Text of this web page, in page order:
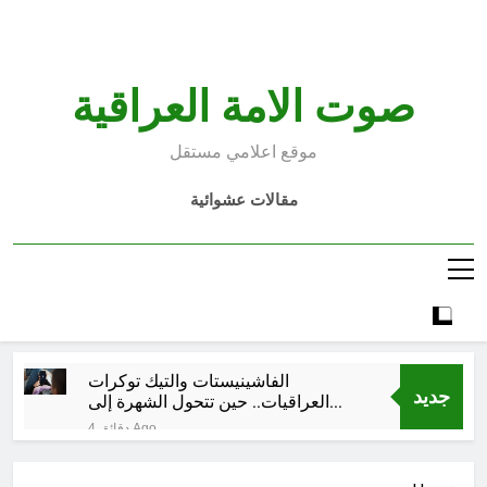
صوت الامة العراقية
موقع اعلامي مستقل
مقالات عشوائية
جديد
الفاشينيستات والتيك توكرات
العراقيات.. حين تتحول الشهرة إلى
تجارة بالقيم
4 دقائق Ago